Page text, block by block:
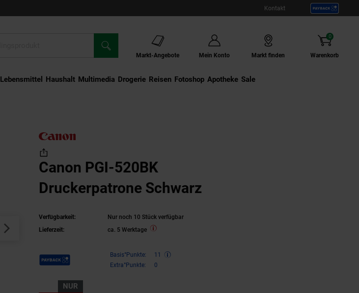
Kontakt
Markt-Angebote Mein Konto Markt finden Warenkorb
0
Artikel
Lebensmittel Haushalt Multimedia Drogerie Externer Link:
Reisen Externer Link:
Fotoshop Externer Link:
Apotheke Sale
Canon PGI-520BK
Druckerpatrone Schwarz
Verfügbarkeit:
Nur noch 10 Stück verfügbar
Lieferzeit:
ca. 5 Werktage
Payback Punkte Basis°Punkte:
11
Extra°Punkte:
0
NUR